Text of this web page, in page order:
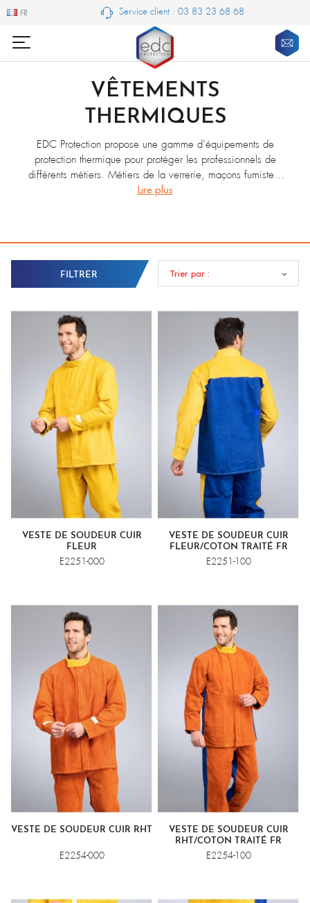
FR
FR Service client : 03 83 23 68 68
VÊTEMENTS
THERMIQUES
EDC Protection propose une gamme d’équipements de
protection thermique pour protéger les professionnels de
différents métiers. Métiers de la verrerie, maçons fumistes,
écriqueurs ou encore soudeurs, découvrez nos différentes
les utiliser à d’autres fins.
Lire plus
FILTRER Trier par :
VESTE DE SOUDEUR CUIR
FLEUR
E2251-000
VESTE DE SOUDEUR CUIR
FLEUR/COTON TRAITÉ FR
E2251-100
VESTE DE SOUDEUR CUIR RHT
E2254-000
VESTE DE SOUDEUR CUIR
RHT/COTON TRAITÉ FR
E2254-100